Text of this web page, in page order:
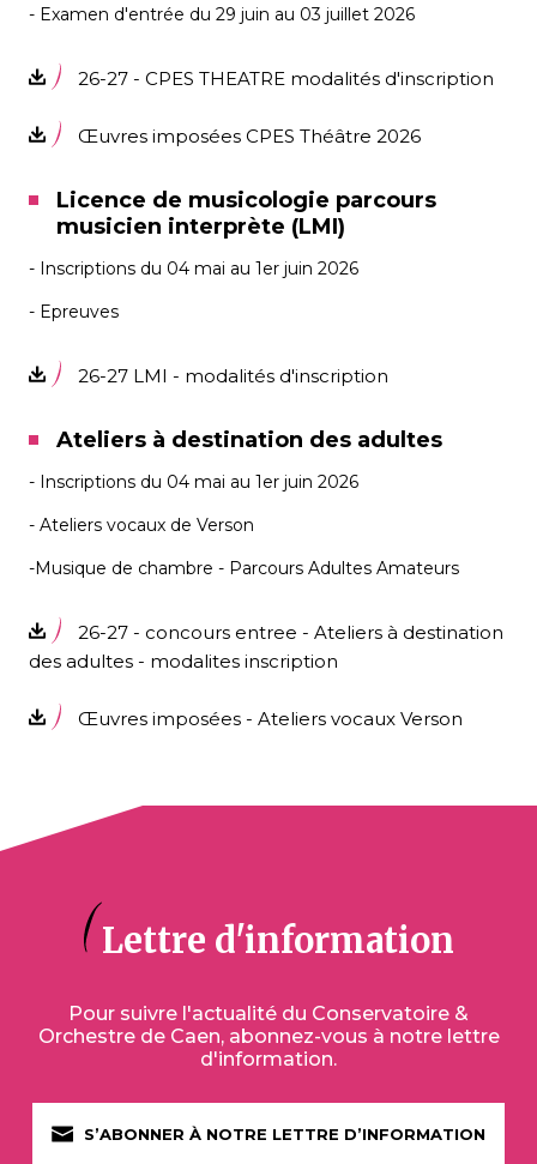
EN
DE
ES
- Examen d'entrée du 29 juin au 03 juillet 2026
26-27 - CPES THEATRE modalités d'inscription
Œuvres imposées CPES Théâtre 2026
Licence de musicologie parcours
musicien interprète (LMI)
- Inscriptions du 04 mai au 1er juin 2026
- Epreuves
26-27 LMI - modalités d'inscription
Ateliers à destination des adultes
- Inscriptions du 04 mai au 1er juin 2026
- Ateliers vocaux de Verson
-Musique de chambre - Parcours Adultes Amateurs
26-27 - concours entree - Ateliers à destination
des adultes - modalites inscription
Œuvres imposées - Ateliers vocaux Verson
Lettre d'information
Pour suivre l'actualité du Conservatoire &
Orchestre de Caen, abonnez-vous à notre lettre
d'information.
S’ABONNER À NOTRE LETTRE D’INFORMATION